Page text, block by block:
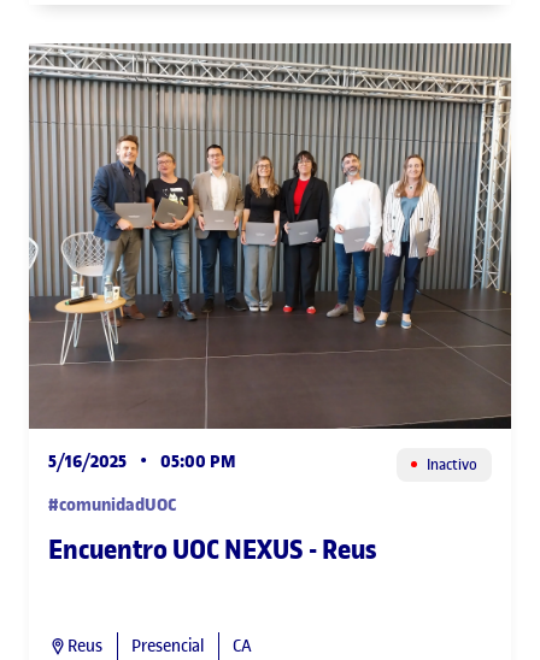
UOC NEXUS
5/16/2025 • 05:00 PM Inactivo
#comunidadUOC
Encuentro UOC NEXUS - Reus
Reus Presencial CA